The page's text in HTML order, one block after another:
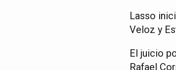
Lasso
Veloz y
El juicio
Rafael